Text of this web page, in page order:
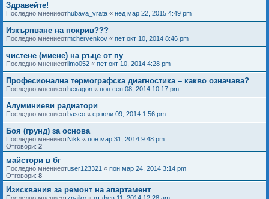
Здравейте!
Последно мнениеотhubava_vrata « нед мар 22, 2015 4:49 pm
Изкърпване на покрив???
Последно мнениеотmchervenkov « пет окт 10, 2014 8:46 pm
чистене (миене) на ръце от пу
Последно мнениеотlimo052 « пет окт 10, 2014 4:28 pm
Професионална термографска диагностика – какво означава?
Последно мнениеотhexagon « пон сеп 08, 2014 10:17 pm
Алуминиеви радиатори
Последно мнениеотbasco « ср юли 09, 2014 1:56 pm
Боя (грунд) за основа
Последно мнениеотNikk « пон мар 31, 2014 9:48 pm
Отговори: 2
майстори в бг
Последно мнениеотuser123321 « пон мар 24, 2014 3:14 pm
Отговори: 8
Изисквания за ремонт на апартамент